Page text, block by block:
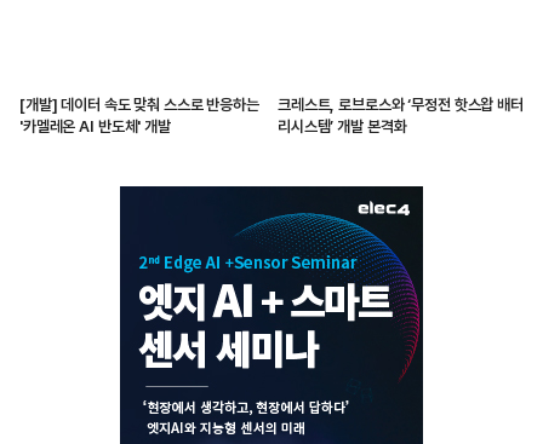
[개발] 데이터 속도 맞춰 스스로 반응하는
'카멜레온 AI 반도체' 개발
크레스트, 로브로스와 ‘무정전 핫스왑 배터
리시스템’ 개발 본격화